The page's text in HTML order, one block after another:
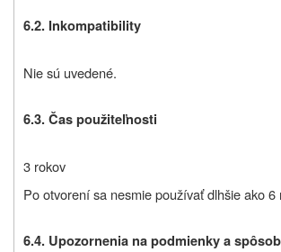
6.2. Inkompatibility
Nie sú uvedené.
6.3. Čas použiteľnosti
3 rokov
Po otvorení sa nesmie používať dlhšie ako 6
6.4. Upozornenia na podmienky a